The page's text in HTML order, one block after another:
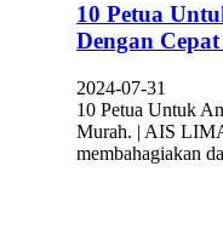
10 Petua
Dengan
2024-07-31
10 Petua Untuk
Murah. | AIS
membahagiakan